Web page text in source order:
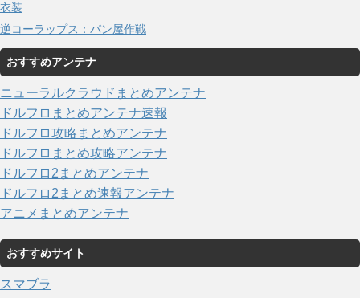
衣装
逆コーラップス：パン屋作戦
おすすめアンテナ
ニューラルクラウドまとめアンテナ
ドルフロまとめアンテナ速報
ドルフロ攻略まとめアンテナ
ドルフロまとめ攻略アンテナ
ドルフロ2まとめアンテナ
ドルフロ2まとめ速報アンテナ
アニメまとめアンテナ
おすすめサイト
スマブラ